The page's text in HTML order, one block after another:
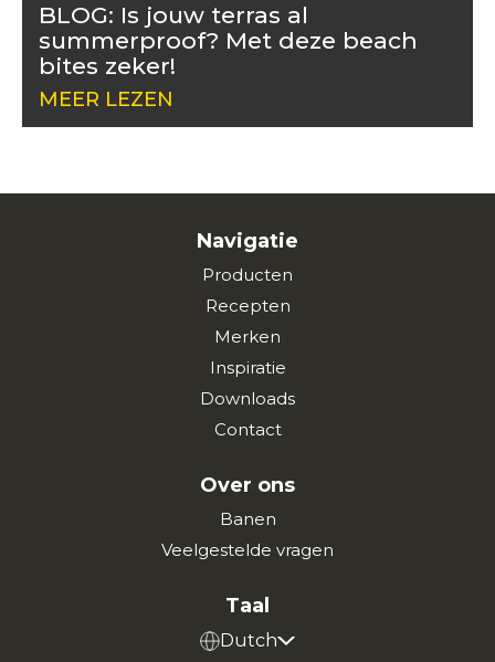
BLOG: Is jouw terras al
summerproof? Met deze beach
bites zeker!
MEER LEZEN
Navigatie
Producten
Recepten
Merken
Inspiratie
Downloads
Contact
Over ons
Banen
Veelgestelde vragen
Taal
Dutch